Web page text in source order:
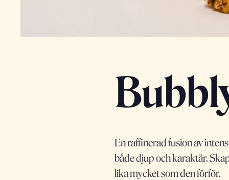
En raffinerad fusion av
både djup och karaktär.
lika mycket som den förför.